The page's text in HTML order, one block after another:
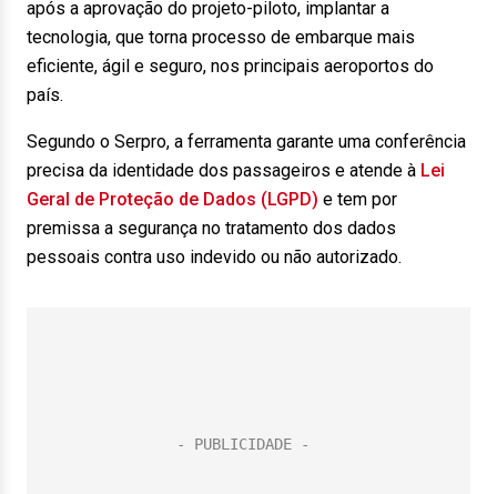
após a aprovação do projeto-piloto, implantar a
tecnologia, que torna processo de embarque mais
eficiente, ágil e seguro, nos principais aeroportos do
país.
Segundo o Serpro, a ferramenta garante uma conferência
precisa da identidade dos passageiros e atende à Lei
Geral de Proteção de Dados (LGPD) e tem por
premissa a segurança no tratamento dos dados
pessoais contra uso indevido ou não autorizado.